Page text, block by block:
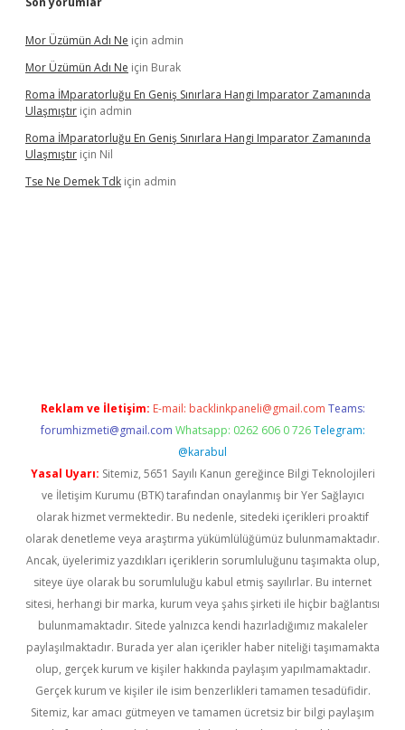
Mor Üzümün Adı Ne için admin
Mor Üzümün Adı Ne için Burak
Roma İMparatorluğu En Geniş Sınırlara Hangi Imparator Zamanında
Ulaşmıştır için admin
Roma İMparatorluğu En Geniş Sınırlara Hangi Imparator Zamanında
Ulaşmıştır için Nil
Tse Ne Demek Tdk için admin
Reklam ve İletişim: E-mail: backlinkpaneli@gmail.com Teams:
forumhizmeti@gmail.com Whatsapp: 0262 606 0 726 Telegram:
@karabul
Yasal Uyarı: Sitemiz, 5651 Sayılı Kanun gereğince Bilgi Teknolojileri
ve İletişim Kurumu (BTK) tarafından onaylanmış bir Yer Sağlayıcı
olarak hizmet vermektedir. Bu nedenle, sitedeki içerikleri proaktif
olarak denetleme veya araştırma yükümlülüğümüz bulunmamaktadır.
Ancak, üyelerimiz yazdıkları içeriklerin sorumluluğunu taşımakta olup,
siteye üye olarak bu sorumluluğu kabul etmiş sayılırlar. Bu internet
sitesi, herhangi bir marka, kurum veya şahıs şirketi ile hiçbir bağlantısı
bulunmamaktadır. Sitede yalnızca kendi hazırladığımız makaleler
paylaşılmaktadır. Burada yer alan içerikler haber niteliği taşımamakta
olup, gerçek kurum ve kişiler hakkında paylaşım yapılmamaktadır.
Gerçek kurum ve kişiler ile isim benzerlikleri tamamen tesadüfidir.
Sitemiz, kar amacı gütmeyen ve tamamen ücretsiz bir bilgi paylaşım